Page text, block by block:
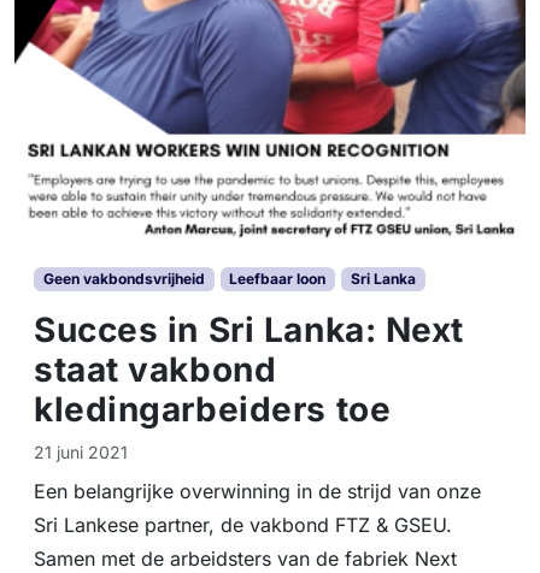
Geen vakbondsvrijheid Leefbaar loon Sri Lanka
Succes in Sri Lanka: Next
staat vakbond
kledingarbeiders toe
21 juni 2021
Een belangrijke overwinning in de strijd van onze
Sri Lankese partner, de vakbond FTZ & GSEU.
Samen met de arbeidsters van de fabriek Next